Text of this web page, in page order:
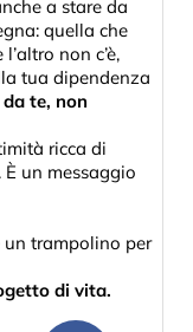
a stare da
quella che
non c’è,
tua dipendenza
te, non
ricca di
un messaggio
un trampolino per
di vita.